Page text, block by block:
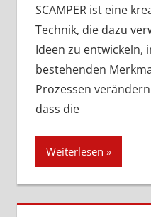
SCAMPER ist eine
Technik, die dazu
Ideen zu entwickeln,
bestehenden
Prozessen
dass die
Weiterlesen